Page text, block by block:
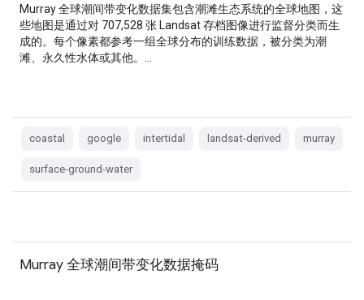
Murray 全球潮间带变化数据集包含潮滩生态系统的全球地图，这
些地图是通过对 707,528 张 Landsat 存档图像进行监督分类而生
成的。每个像素都参考一组全球分布的训练数据，被分类为潮
滩、永久性水体或其他。…
coastal google intertidal landsat-derived murray
surface-ground-water
Murray 全球潮间带变化数据掩码